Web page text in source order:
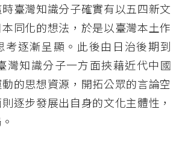
臺灣知識分子確實有以五四新文
同化的想法，於是以臺灣本土作
考逐漸呈顯。此後由日治後期到
灣知識分子一方面挾藉近代中國
的思想資源，開拓公眾的言論空
逐步發展出自身的文化主體性，